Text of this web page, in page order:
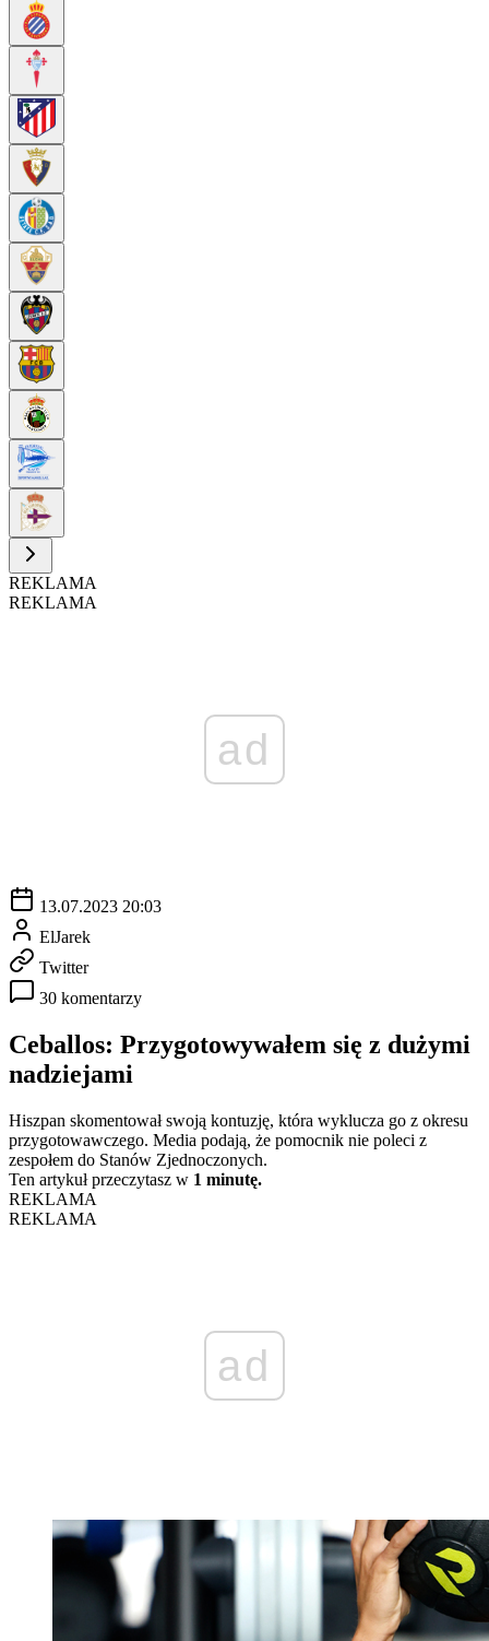
REKLAMA
REKLAMA
ad
13.07.2023 20:03
ElJarek
Twitter
30 komentarzy
Ceballos: Przygotowywałem się z dużymi
nadziejami
Hiszpan skomentował swoją kontuzję, która wyklucza go z okresu
przygotowawczego. Media podają, że pomocnik nie poleci z
zespołem do Stanów Zjednoczonych.
Ten artykuł przeczytasz w 1 minutę.
REKLAMA
REKLAMA
ad